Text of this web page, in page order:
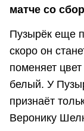
матче со
Пузырёк еще
скоро он
поменяет
белый. У
признаёт
Веронику